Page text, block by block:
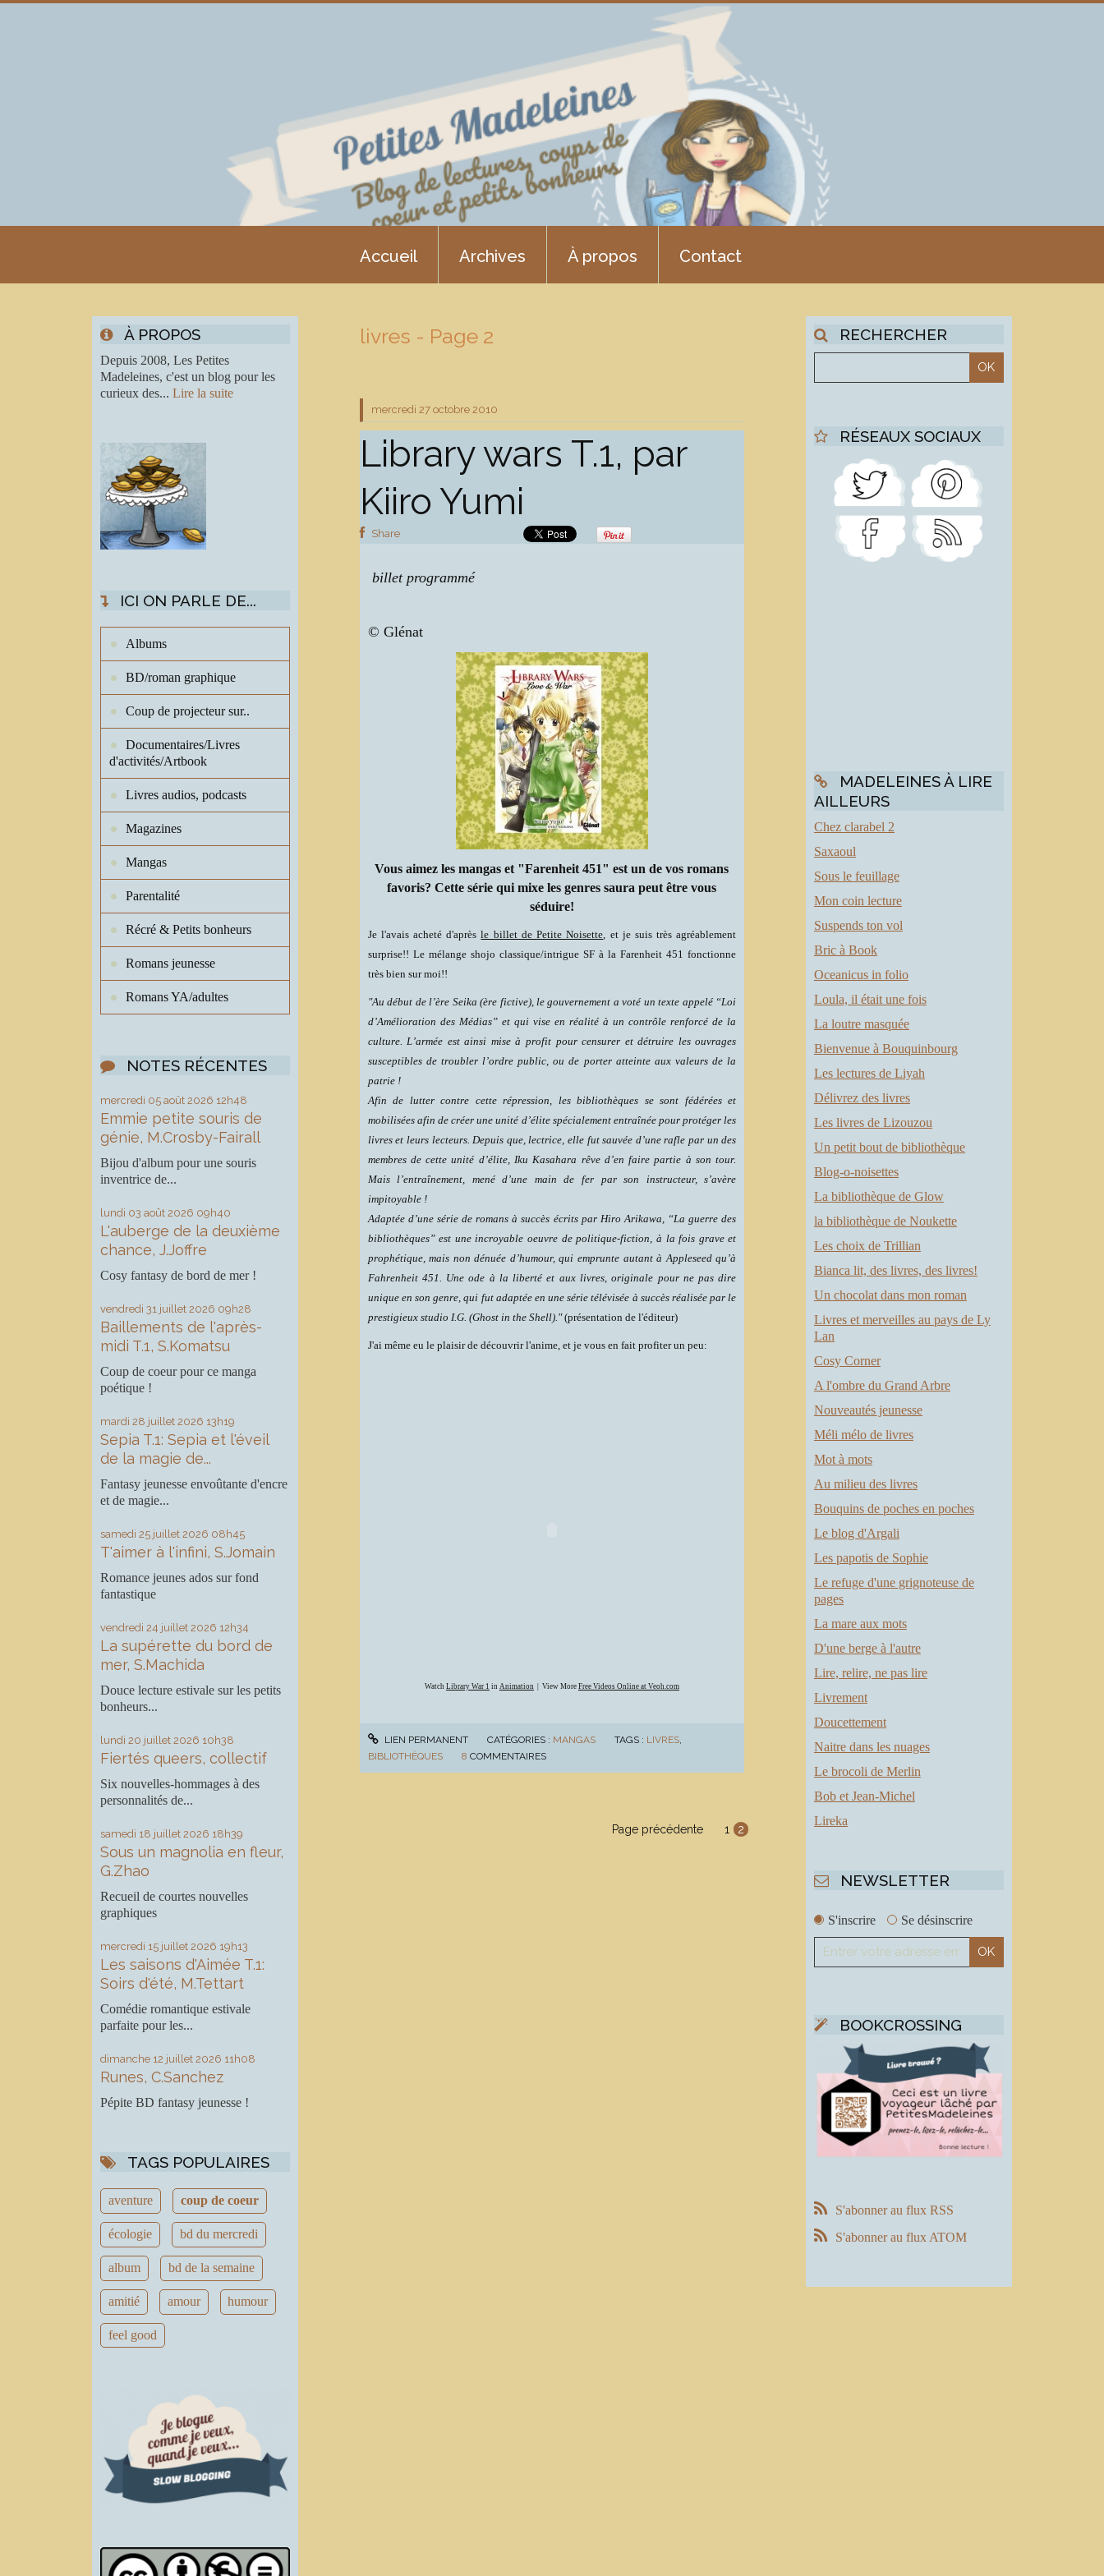
Accueil Archives À propos Contact
À PROPOS
Depuis 2008, Les Petites
Madeleines, c'est un blog pour les
curieux des... Lire la suite
ICI ON PARLE DE...
Albums
BD/roman graphique
Coup de projecteur sur..
Documentaires/Livres
d'activités/Artbook
Livres audios, podcasts
Magazines
Mangas
Parentalité
Récré & Petits bonheurs
Romans jeunesse
Romans YA/adultes
NOTES RÉCENTES
mercredi 05 août 2026 12h48
Emmie petite souris de
génie, M.Crosby-Fairall
Bijou d'album pour une souris
inventrice de...
lundi 03 août 2026 09h40
L'auberge de la deuxième
chance, J.Joffre
Cosy fantasy de bord de mer !
vendredi 31 juillet 2026 09h28
Baillements de l'après-
midi T.1, S.Komatsu
Coup de coeur pour ce manga
poétique !
mardi 28 juillet 2026 13h19
Sepia T.1: Sepia et l'éveil
de la magie de...
Fantasy jeunesse envoûtante d'encre
et de magie...
samedi 25 juillet 2026 08h45
T'aimer à l'infini, S.Jomain
Romance jeunes ados sur fond
fantastique
vendredi 24 juillet 2026 12h34
La supérette du bord de
mer, S.Machida
Douce lecture estivale sur les petits
bonheurs...
lundi 20 juillet 2026 10h38
Fiertés queers, collectif
Six nouvelles-hommages à des
personnalités de...
samedi 18 juillet 2026 18h39
Sous un magnolia en fleur,
G.Zhao
Recueil de courtes nouvelles
graphiques
mercredi 15 juillet 2026 19h13
Les saisons d'Aimée T.1:
Soirs d'été, M.Tettart
Comédie romantique estivale
parfaite pour les...
dimanche 12 juillet 2026 11h08
Runes, C.Sanchez
Pépite BD fantasy jeunesse !
TAGS POPULAIRES
aventure coup de coeur
écologie bd du mercredi
album bd de la semaine
amitié amour humour
feel good
livres - Page 2
mercredi 27 octobre 2010
Library wars T.1, par
Kiiro Yumi
Share
billet programmé
© Glénat
Vous aimez les mangas et "Farenheit 451" est un de vos romans
favoris? Cette série qui mixe les genres saura peut être vous
séduire!
Je l'avais acheté d'aprèsle billet de Petite Noisette, et je suis très agréablement
surprise!! Le mélange shojo classique/intrigue SF à la Farenheit 451 fonctionne
très bien sur moi!!
"Au début de l’ère Seika (ère fictive), le gouvernement a voté un texte appelé “Loi
d’Amélioration des Médias” et qui vise en réalité à un contrôle renforcé de la
culture. L’armée est ainsi mise à profit pour censurer et détruire les ouvrages
susceptibles de troubler l’ordre public, ou de porter atteinte aux valeurs de la
patrie !
Afin de lutter contre cette répression, les bibliothèques se sont fédérées et
mobilisées afin de créer une unité d’élite spécialement entraînée pour protéger les
livres et leurs lecteurs. Depuis que, lectrice, elle fut sauvée d’une rafle par un des
membres de cette unité d’élite, Iku Kasahara rêve d’en faire partie à son tour.
Mais l’entraînement, mené d’une main de fer par son instructeur, s’avère
impitoyable !
Adaptée d’une série de romans à succès écrits par Hiro Arikawa, “La guerre des
bibliothèques” est une incroyable oeuvre de politique-fiction, à la fois grave et
prophétique, mais non dénuée d’humour, qui emprunte autant à Appleseed qu’à
Fahrenheit 451. Une ode à la liberté et aux livres, originale pour ne pas dire
unique en son genre, qui fut adaptée en une série télévisée à succès réalisée par le
prestigieux studio I.G. (Ghost in the Shell)."(présentation de l'éditeur)
J'ai même eu le plaisir de découvrir l'anime, et je vous en fait profiter un peu:
Watch Library War 1 in Animation| View More Free Videos Online at Veoh.com
LIEN PERMANENT CATÉGORIES : MANGAS TAGS : LIVRES
BIBLIOTHÈQUES
8 COMMENTAIRES
Page précédente 1 2
RECHERCHER
RÉSEAUX SOCIAUX
MADELEINES À LIRE
AILLEURS
Chez clarabel 2
Saxaoul
Sous le feuillage
Mon coin lecture
Suspends ton vol
Bric à Book
Oceanicus in folio
Loula, il était une fois
La loutre masquée
Bienvenue à Bouquinbourg
Les lectures de Liyah
Délivrez des livres
Les livres de Lizouzou
Un petit bout de bibliothèque
Blog-o-noisettes
La bibliothèque de Glow
la bibliothèque de Noukette
Les choix de Trillian
Bianca lit, des livres, des livres!
Un chocolat dans mon roman
Livres et merveilles au pays de Ly
Lan
Cosy Corner
A l'ombre du Grand Arbre
Nouveautés jeunesse
Méli mélo de livres
Mot à mots
Au milieu des livres
Bouquins de poches en poches
Le blog d'Argali
Les papotis de Sophie
Le refuge d'une grignoteuse de
pages
La mare aux mots
D'une berge à l'autre
Lire, relire, ne pas lire
Livrement
Doucettement
Naitre dans les nuages
Le brocoli de Merlin
Bob et Jean-Michel
Lireka
NEWSLETTER
S'inscrire Se désinscrire
BOOKCROSSING
S'abonner au flux RSS
S'abonner au flux ATOM